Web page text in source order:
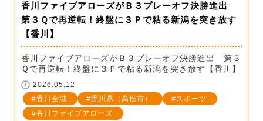
香川ファイブアローズがＢ３プレーオフ決勝進出
第３Ｑで再逆転！終盤に３Ｐで粘る新潟を突き放す
【香川】
香川ファイブアローズがＢ３プレーオフ決勝進出 第３
Ｑで再逆転！終盤に３Ｐで粘る新潟を突き放す【香川】
2026.05.12
香川全域
香川県（高松市）
スポーツ
香川ファイブアローズ